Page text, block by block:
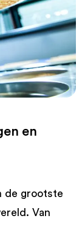
en
de grootste
Van